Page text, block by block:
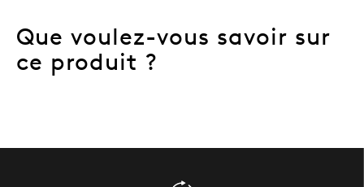
Que voulez-vous savoir sur
ce produit ?